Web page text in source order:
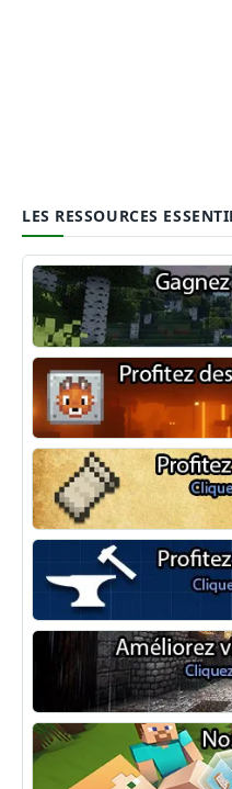
LES RESSOURCES
Optifine
NeoForge
Minecraft Fabric
Minecraft Forge
Shaders Minecraft